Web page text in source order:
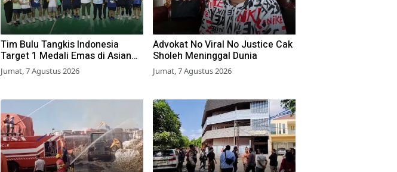
Tim Bulu Tangkis Indonesia
Target 1 Medali Emas di Asian
Games 2026
Jumat, 7 Agustus 2026
Advokat No Viral No Justice Cak
Sholeh Meninggal Dunia
Jumat, 7 Agustus 2026